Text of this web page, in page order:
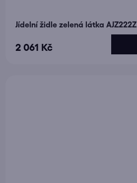
Jídelní židle zelená látka AJZ222Z
2 061 Kč